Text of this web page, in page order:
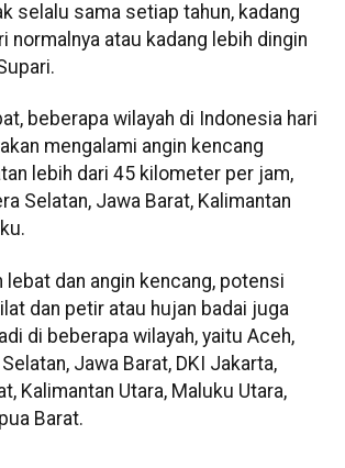
selalu sama setiap tahun, kadang
normalnya atau kadang lebih dingin
beberapa wilayah di Indonesia hari
mengalami angin kencang
lebih dari 45 kilometer per jam,
Selatan, Jawa Barat, Kalimantan
lebat dan angin kencang, potensi
dan petir atau hujan badai juga
di beberapa wilayah, yaitu Aceh,
Jawa Barat, DKI Jakarta,
Kalimantan Utara, Maluku Utara,
Barat.